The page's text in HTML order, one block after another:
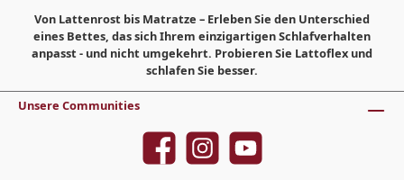
Von Lattenrost bis Matratze – Erleben Sie den Unterschied
eines Bettes, das sich Ihrem einzigartigen Schlafverhalten
anpasst - und nicht umgekehrt. Probieren Sie Lattoflex und
schlafen Sie besser.
Unsere Communities